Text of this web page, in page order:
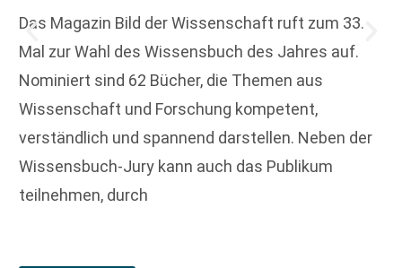
Das Magazin Bild der Wissenschaft ruft zum 33.
Mal zur Wahl des Wissensbuch des Jahres auf.
Nominiert sind 62 Bücher, die Themen aus
Wissenschaft und Forschung kompetent,
verständlich und spannend darstellen. Neben der
Wissensbuch-Jury kann auch das Publikum
teilnehmen, durch